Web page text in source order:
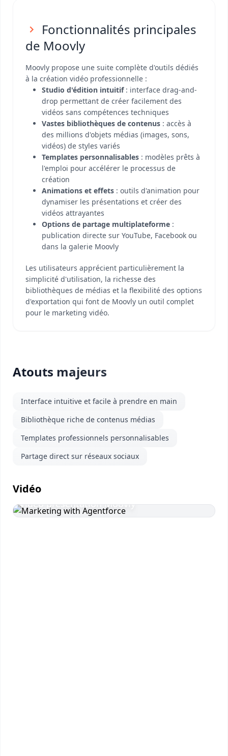
Fonctionnalités principales
de Moovly
Moovly propose une suite complète d'outils dédiés
à la création vidéo professionnelle :
Studio d'édition intuitif: interface drag-and-
drop permettant de créer facilement des
vidéos sans compétences techniques
Vastes bibliothèques de contenus : accès à
des millions d'objets médias (images, sons,
vidéos) de styles variés
Templates personnalisables : modèles prêts à
l'emploi pour accélérer le processus de
création
Animations et effets : outils d'animation pour
dynamiser les présentations et créer des
vidéos attrayantes
Options de partage multiplateforme :
publication directe sur YouTube, Facebook ou
dans la galerie Moovly
Les utilisateurs apprécient particulièrement la
simplicité d'utilisation, la richesse des
bibliothèques de médias et la flexibilité des options
d'exportation qui font de Moovly un outil complet
pour le marketing vidéo.
Atouts majeurs
Interface intuitive et facile à prendre en main
Bibliothèque riche de contenus médias
Templates professionnels personnalisables
Partage direct sur réseaux sociaux
Vidéo
Vidéo présentation Moovly